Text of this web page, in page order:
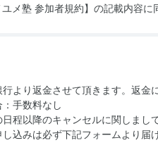
ユメ塾 参加者規約】の記載内容に
より返金させて頂きます。返金
手数料なし
程以降のキャンセルに関しまし
込みは必ず下記フォームより届